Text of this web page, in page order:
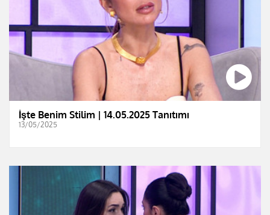
İşte Benim Stilim | 14.05.2025 Tanıtımı
13/05/2025